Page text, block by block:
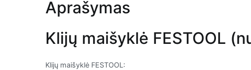
Aprašymas
Klijų maišyklė FESTOOL
Klijų maišyklė FESTOOL: